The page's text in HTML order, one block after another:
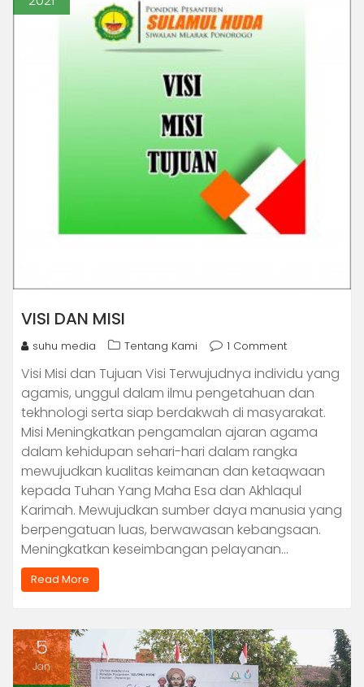
VISI DAN MISI
suhu media Tentang Kami 1 Comment
Visi Misi dan Tujuan Visi Terwujudnya individu yang
agamis, unggul dalam ilmu pengetahuan dan
tekhnologi serta siap berdakwah di masyarakat.
Misi Meningkatkan pengamalan ajaran agama
dalam kehidupan sehari-hari dalam rangka
mewujudkan kualitas keimanan dan ketaqwaan
kepada Tuhan Yang Maha Esa dan Akhlaqul
Karimah. Mewujudkan sumber daya manusia yang
berpengatuan luas, berwawasan kebangsaan.
Meningkatkan keseimbangan pelayanan…
Read More
5
Jan